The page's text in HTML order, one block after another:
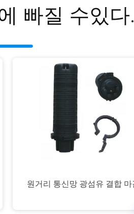
빠질 수있다.
FTTX FTTH 라인인 타입 광섬유 상자 12 코어 24 코어 36 코어 1 입출력 2 출력 광섬유 스플라이스 폐쇄